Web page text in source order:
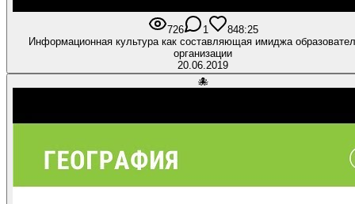
726 1 848:25
Информационная культура как составляющая имиджа
организации
20.06.2019
🐙